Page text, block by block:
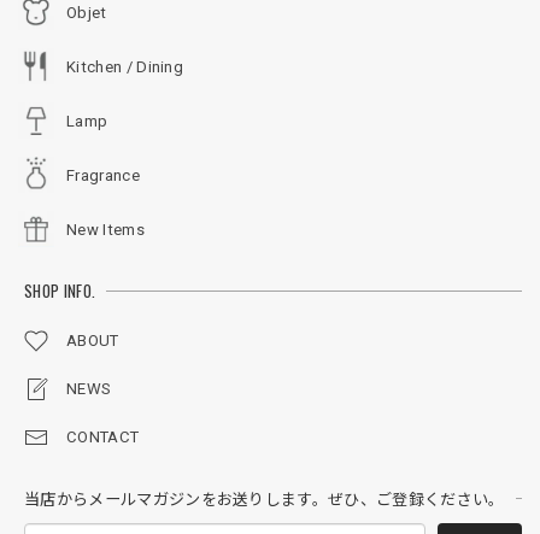
Objet
Kitchen / Dining
Lamp
Fragrance
New Items
SHOP INFO.
ABOUT
NEWS
CONTACT
当店からメールマガジンをお送りします。ぜひ、ご登録ください。